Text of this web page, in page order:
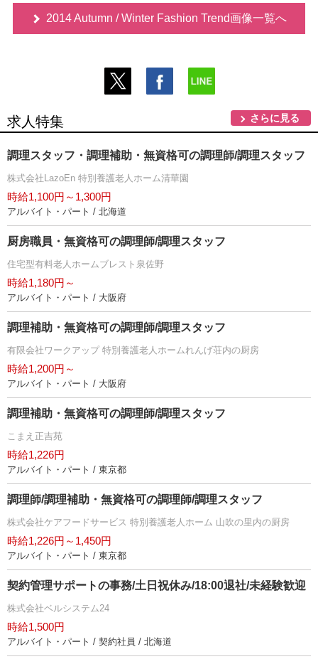
2014 Autumn / Winter Fashion Trend画像一覧へ
求人特集 さらに見る
調理スタッフ・調理補助・無資格可の調理師/調理スタッフ
株式会社LazoEn 特別養護老人ホーム清華園
時給1,100円～1,300円
アルバイト・パート / 北海道
厨房職員・無資格可の調理師/調理スタッフ
住宅型有料老人ホームブレスト泉佐野
時給1,180円～
アルバイト・パート / 大阪府
調理補助・無資格可の調理師/調理スタッフ
有限会社ワークアップ 特別養護老人ホームれんげ荘内の厨房
時給1,200円～
アルバイト・パート / 大阪府
調理補助・無資格可の調理師/調理スタッフ
こまえ正吉苑
時給1,226円
アルバイト・パート / 東京都
調理師/調理補助・無資格可の調理師/調理スタッフ
株式会社ケアフードサービス 特別養護老人ホーム 山吹の里内の厨房
時給1,226円～1,450円
アルバイト・パート / 東京都
契約管理サポートの事務/土日祝休み/18:00退社/未経験歓迎
株式会社ベルシステム24
時給1,500円
アルバイト・パート / 契約社員 / 北海道